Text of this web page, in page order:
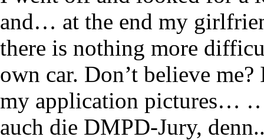
and… at the end my
there is nothing more
own car. Don’t believe
my application pictures… …
auch die DMPD-Jury,